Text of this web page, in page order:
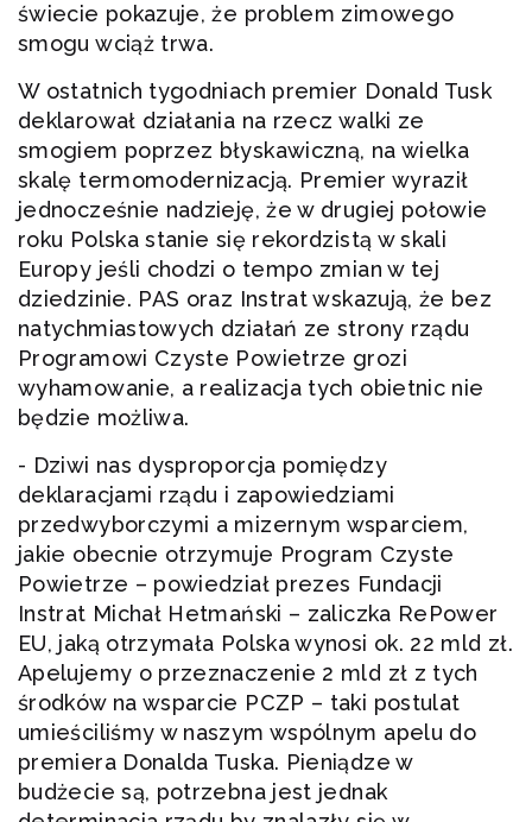
świecie pokazuje, że problem zimowego
smogu wciąż trwa.
W ostatnich tygodniach premier Donald Tusk
deklarował działania na rzecz walki ze
smogiem poprzez błyskawiczną, na wielka
skalę termomodernizacją. Premier wyraził
jednocześnie nadzieję, że w drugiej połowie
roku Polska stanie się rekordzistą w skali
Europy jeśli chodzi o tempo zmian w tej
dziedzinie. PAS oraz Instrat wskazują, że bez
natychmiastowych działań ze strony rządu
Programowi Czyste Powietrze grozi
wyhamowanie, a realizacja tych obietnic nie
będzie możliwa.
- Dziwi nas dysproporcja pomiędzy
deklaracjami rządu i zapowiedziami
przedwyborczymi a mizernym wsparciem,
jakie obecnie otrzymuje Program Czyste
Powietrze – powiedział prezes Fundacji
Instrat Michał Hetmański – zaliczka RePower
EU, jaką otrzymała Polska wynosi ok. 22 mld zł.
Apelujemy o przeznaczenie 2 mld zł z tych
środków na wsparcie PCZP – taki postulat
umieściliśmy w naszym wspólnym apelu do
premiera Donalda Tuska. Pieniądze w
budżecie są, potrzebna jest jednak